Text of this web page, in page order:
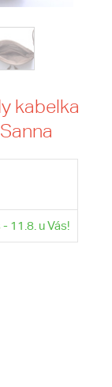
kabelka
11.8. u Vás!